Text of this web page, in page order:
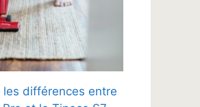
les différences entre